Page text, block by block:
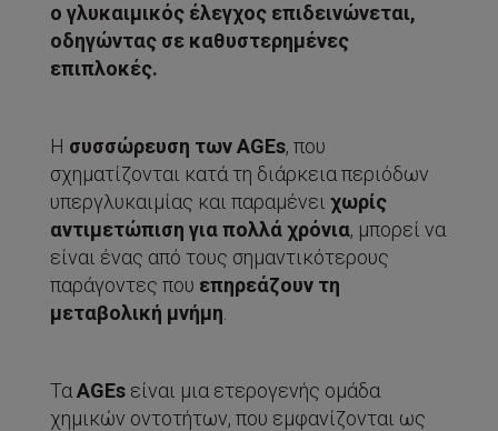
ο γλυκαιμικός έλεγχος επιδεινώνεται,
οδηγώντας σε καθυστερημένες
επιπλοκές.
Η συσσώρευση τωνAGEs, που
σχηματίζονται κατά τη διάρκεια περιόδων
υπεργλυκαιμίας και παραμένει χωρίς
αντιμετώπιση για πολλά χρόνια, μπορεί να
είναι ένας από τους σημαντικότερους
παράγοντες που επηρεάζουν τη
μεταβολική μνήμη
Τα AGEs είναι μια ετερογενής ομάδα
χημικών οντοτήτων, που εμφανίζονται ως